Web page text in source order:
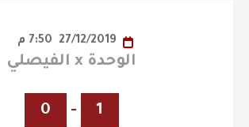
الوحدة x الفيصلي
1
-
0